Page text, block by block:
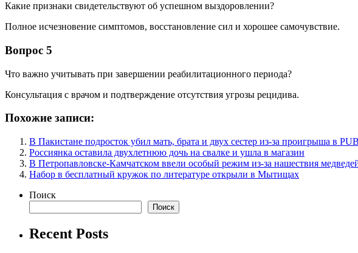
Какие признаки свидетельствуют об успешном выздоровлении?
Полное исчезновение симптомов, восстановление сил и хорошее самочувствие.
Вопрос 5
Что важно учитывать при завершении реабилитационного периода?
Консультация с врачом и подтверждение отсутствия угрозы рецидива.
Похожие записи:
В Пакистане подросток убил мать, брата и двух сестер из-за проигрыша в
Россиянка оставила двухлетнюю дочь на свалке и ушла в магазин
В Петропавловске-Камчатском ввели особый режим из-за нашествия
Набор в бесплатный кружок по литературе открыли в Мытищах
Поиск
Поиск
Recent Posts